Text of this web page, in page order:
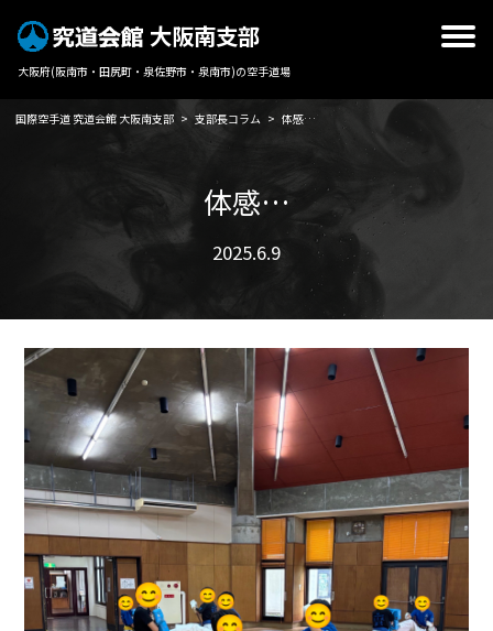
大阪南支部
大阪府(阪南市・田尻町・泉佐野市・泉南市)の空手道場
国際空手道 究道会館 大阪南支部 > 支部長コラム > 体感…
体感…
2025.6.9